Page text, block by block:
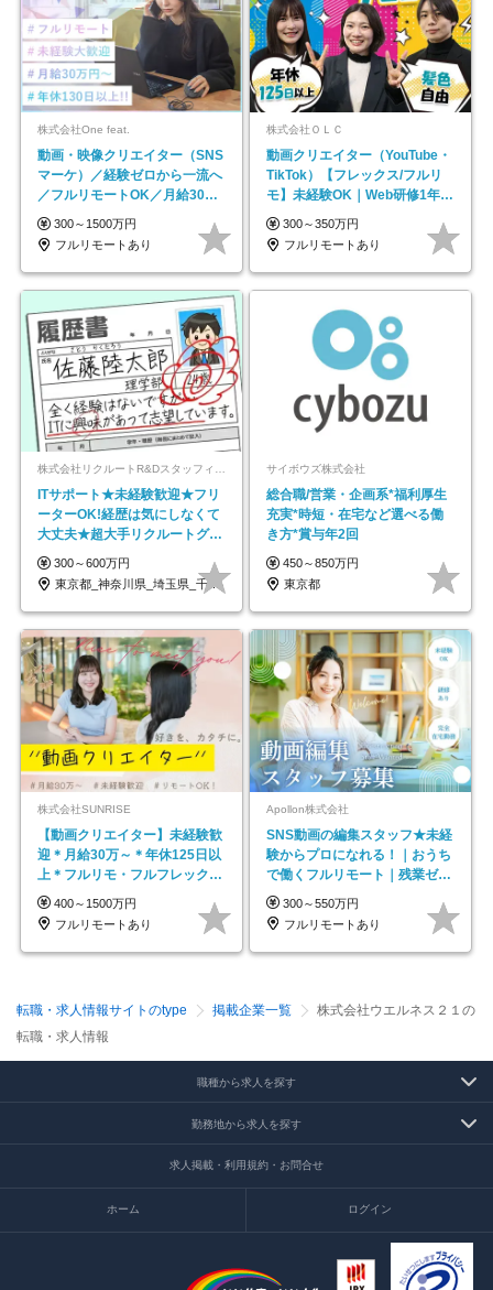
株式会社One feat.
動画・映像クリエイター（SNS
マーケ）／経験ゼロから一流へ
／フルリモートOK／月給30万
円～／年休130日以上
300～1500万円
フルリモートあり
株式会社ＯＬＣ
動画クリエイター（YouTube・
TikTok）【フレックス/フルリ
モ】未経験OK｜Web研修1年間
｜副業OK
300～350万円
フルリモートあり
株式会社リクルートR&Dスタッフィング【リクルートグループ】
ITサポート★未経験歓迎★フリ
ーターOK!経歴は気にしなくて
大丈夫★超大手リクルートグル
ープの正社員/sg
300～600万円
東京都_神奈川県_埼玉県_千葉県_大阪府…
サイボウズ株式会社
総合職/営業・企画系*福利厚生
充実*時短・在宅など選べる働
き方*賞与年2回
450～850万円
東京都
株式会社SUNRISE
【動画クリエイター】未経験歓
迎＊月給30万～＊年休125日以
上＊フルリモ・フルフレックス
◆10名の採用が決定◆
400～1500万円
フルリモートあり
Apollon株式会社
SNS動画の編集スタッフ★未経
験からプロになれる！｜おうち
で働くフルリモート｜残業ゼロ
で18時退勤◎
300～550万円
フルリモートあり
転職・求人情報サイトのtype 掲載企業一覧
株式会社ウエルネス２１の
転職・求人情報
職種から求人を探す
勤務地から求人を探す
求人掲載・利用規約・お問合せ
ホーム ログイン